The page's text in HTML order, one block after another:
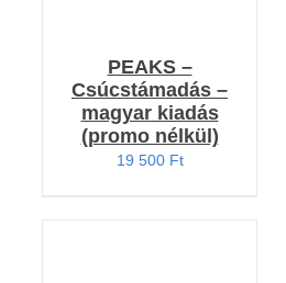
PEAKS –
Csúcstámadás –
magyar kiadás
(promo nélkül)
19 500 Ft